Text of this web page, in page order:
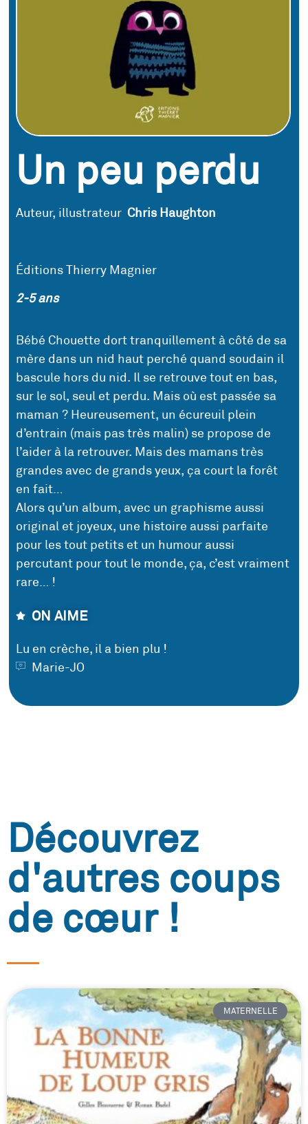
Un peu perdu
Auteur, illustrateur Chris Haughton
Éditions Thierry Magnier
2-5 ans
Bébé Chouette dort tranquillement à côté de sa
mère dans un nid haut perché quand soudain il
bascule hors du nid. Il se retrouve tout en bas,
sur le sol, seul et perdu. Mais où est passée sa
maman ? Heureusement, un écureuil plein
d’entrain (mais pas très malin) se propose de
l’aider à la retrouver. Mais des mamans très
grandes avec de grands yeux, ça court la forêt
en fait…
Alors qu’un album, avec un graphisme aussi
original et joyeux, une histoire aussi parfaite
pour les tout petits et un humour aussi
percutant pour tout le monde, ça, c’est vraiment
rare… !
ON AIME
Lu en crèche, il a bien plu !
Marie-JO
Découvrez
d'autres coups
de cœur !
MATERNELLE